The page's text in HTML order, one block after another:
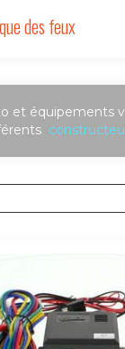
des feux
et équipements